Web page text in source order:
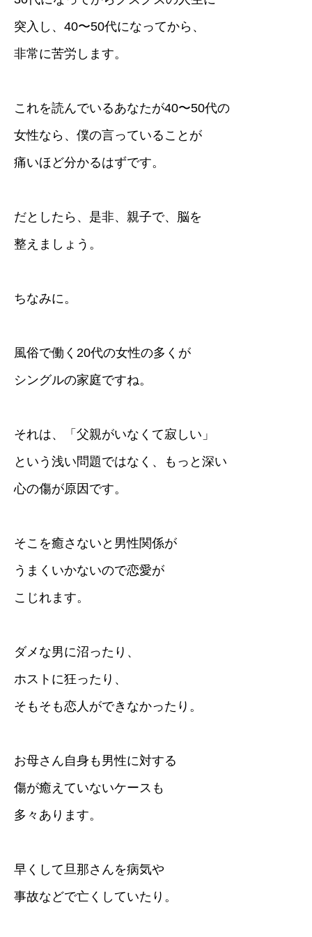
突入し、40〜50代になってから、
非常に苦労します。
これを読んでいるあなたが40〜50代の
女性なら、僕の言っていることが
痛いほど分かるはずです。
だとしたら、是非、親子で、脳を
整えましょう。
ちなみに。
風俗で働く20代の女性の多くが
シングルの家庭ですね。
それは、「父親がいなくて寂しい」
という浅い問題ではなく、もっと深い
心の傷が原因です。
そこを癒さないと男性関係が
うまくいかないので恋愛が
こじれます。
ダメな男に沼ったり、
ホストに狂ったり、
そもそも恋人ができなかったり。
お母さん自身も男性に対する
傷が癒えていないケースも
多々あります。
早くして旦那さんを病気や
事故などで亡くしていたり。